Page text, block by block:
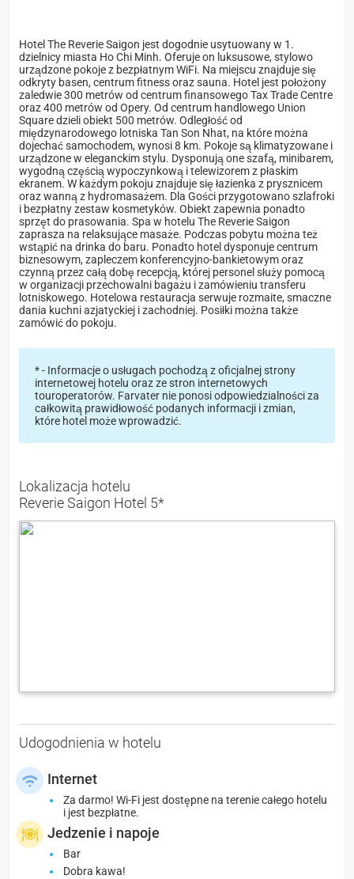
Hotel The Reverie Saigon jest dogodnie usytuowany w 1.
dzielnicy miasta Ho Chi Minh. Oferuje on luksusowe, stylowo
urządzone pokoje z bezpłatnym WiFi. Na miejscu znajduje się
odkryty basen, centrum fitness oraz sauna. Hotel jest położony
zaledwie 300 metrów od centrum finansowego Tax Trade Centre
oraz 400 metrów od Opery. Od centrum handlowego Union
Square dzieli obiekt 500 metrów. Odległość od
międzynarodowego lotniska Tan Son Nhat, na które można
dojechać samochodem, wynosi 8 km. Pokoje są klimatyzowane i
urządzone w eleganckim stylu. Dysponują one szafą, minibarem,
wygodną częścią wypoczynkową i telewizorem z płaskim
ekranem. W każdym pokoju znajduje się łazienka z prysznicem
oraz wanną z hydromasażem. Dla Gości przygotowano szlafroki
i bezpłatny zestaw kosmetyków. Obiekt zapewnia ponadto
sprzęt do prasowania. Spa w hotelu The Reverie Saigon
zaprasza na relaksujące masaże. Podczas pobytu można też
wstąpić na drinka do baru. Ponadto hotel dysponuje centrum
biznesowym, zapleczem konferencyjno-bankietowym oraz
czynną przez całą dobę recepcją, której personel służy pomocą
w organizacji przechowalni bagażu i zamówieniu transferu
lotniskowego. Hotelowa restauracja serwuje rozmaite, smaczne
dania kuchni azjatyckiej i zachodniej. Posiłki można także
zamówić do pokoju.
* - Informacje o usługach pochodzą z oficjalnej strony
internetowej hotelu oraz ze stron internetowych
touroperatorów. Farvater nie ponosi odpowiedzialności za
całkowitą prawidłowość podanych informacji i zmian,
które hotel może wprowadzić.
Lokalizacja hotelu
Reverie Saigon Hotel 5*
Udogodnienia w hotelu
Internet
Za darmo! Wi-Fi jest dostępne na terenie całego hotelu
i jest bezpłatne.
Jedzenie i napoje
Bar
Dobra kawa!